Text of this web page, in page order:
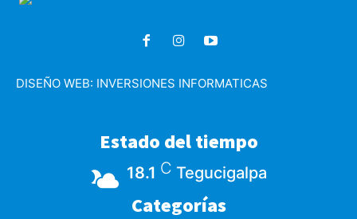
DISEÑO WEB: INVERSIONES INFORMATICAS
Estado del tiempo
18.1 C Tegucigalpa
Categorías